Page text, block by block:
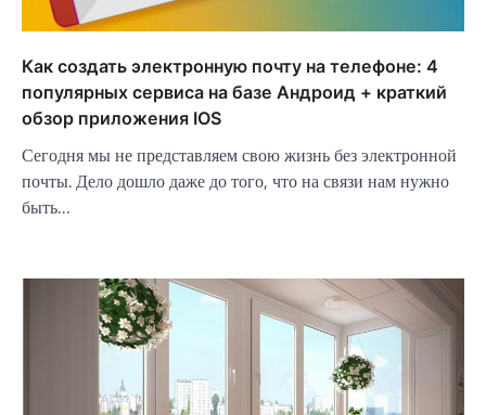
Как создать электронную почту на телефоне: 4
популярных сервиса на базе Андроид + краткий
обзор приложения IOS
Сегодня мы не представляем свою жизнь без электронной
почты. Дело дошло даже до того, что на связи нам нужно
быть…